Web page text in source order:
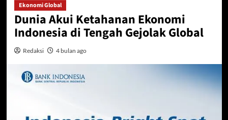
Ekonomi Global
Dunia Akui Ketahanan Ekonomi
Indonesia di Tengah Gejolak Global
Redaksi 4 bulan ago